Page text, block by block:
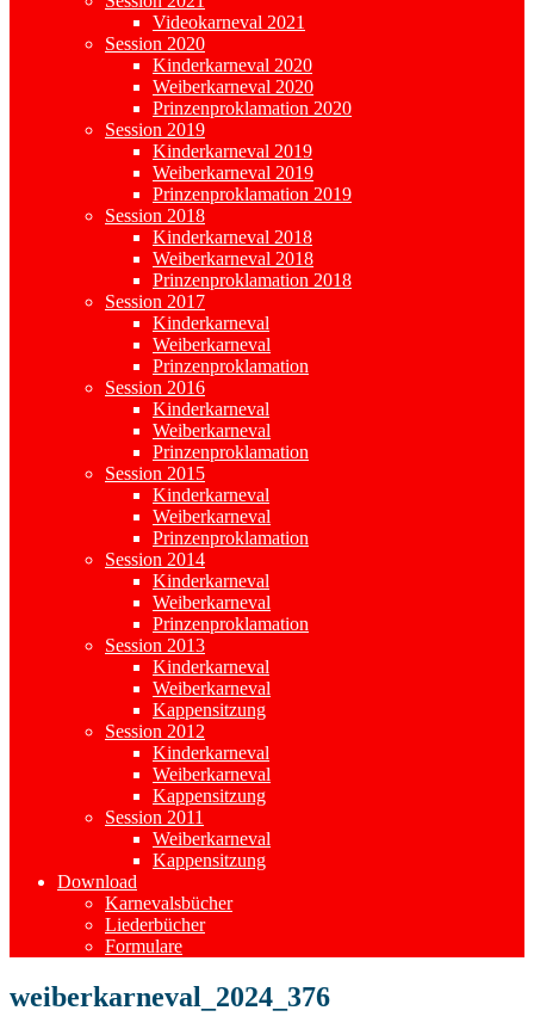
Videokarneval 2021
Session 2020
Kinderkarneval 2020
Weiberkarneval 2020
Prinzenproklamation 2020
Session 2019
Kinderkarneval 2019
Weiberkarneval 2019
Prinzenproklamation 2019
Session 2018
Kinderkarneval 2018
Weiberkarneval 2018
Prinzenproklamation 2018
Session 2017
Kinderkarneval
Weiberkarneval
Prinzenproklamation
Session 2016
Kinderkarneval
Weiberkarneval
Prinzenproklamation
Session 2015
Kinderkarneval
Weiberkarneval
Prinzenproklamation
Session 2014
Kinderkarneval
Weiberkarneval
Prinzenproklamation
Session 2013
Kinderkarneval
Weiberkarneval
Kappensitzung
Session 2012
Kinderkarneval
Weiberkarneval
Kappensitzung
Session 2011
Weiberkarneval
Kappensitzung
Download
Karnevalsbücher
Liederbücher
Formulare
weiberkarneval_2024_376